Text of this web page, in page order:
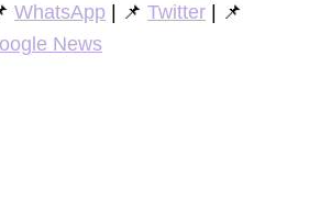
WhatsApp | 📌 Twitter | 📌
News